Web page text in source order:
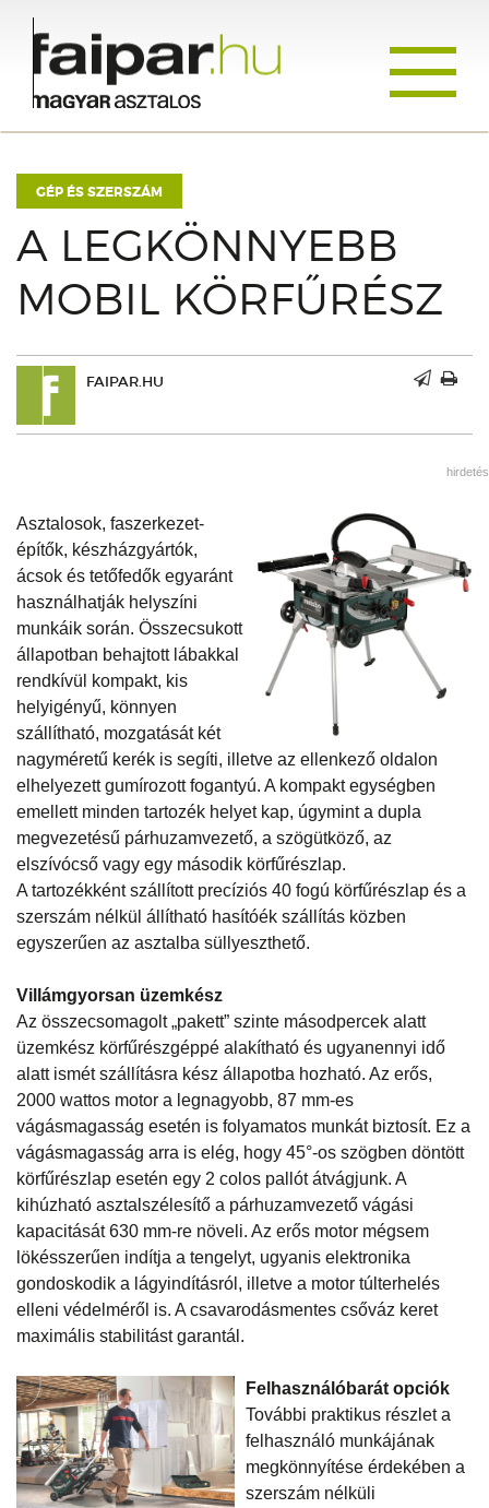
GÉP ÉS SZERSZÁM
A LEGKÖNNYEBB
MOBIL KÖRFŰRÉSZ
FAIPAR.HU
hirdetés
Asztalosok, faszerkezet-
építők, készház­gyártók,
ácsok és tetőfedők egyaránt
használhatják helyszíni
munkáik során. Összecsukott
állapotban behajtott lábakkal
rendkívül kompakt, kis
helyigényű, könnyen
szállítható, mozgatását két
nagyméretű kerék is segíti, illetve az ellenkező oldalon
elhelyezett gumírozott fogantyú. A kompakt egységben
emellett minden tartozék helyet kap, úgymint a dupla
megvezetésű párhuzamvezető, a szögütköző, az
elszívócső vagy egy második körfűrészlap.
A tartozékként szállított precíziós 40 fogú körfűrészlap és a
szerszám nélkül állítható hasítóék szállítás közben
egyszerűen az asztalba süllyeszthető.
Villámgyorsan üzemkész
Az összecsomagolt „pakett” szinte másodpercek alatt
üzemkész körfűrészgéppé alakítható és ugyanennyi idő
alatt ismét szállításra kész állapotba hozható. Az erős,
2000 wattos motor a legnagyobb, 87 mm-es
vágásmagasság esetén is folyamatos munkát biztosít. Ez a
vágásmagasság arra is elég, hogy 45°-os szögben döntött
körfűrészlap esetén egy 2 colos pallót átvágjunk. A
kihúzható asztalszélesítő a párhuzamvezető vágási
kapacitását 630 mm-re növeli. Az erős motor mégsem
lökésszerűen indítja a tengelyt, ugyanis elektronika
gondoskodik a lágyindításról, illetve a motor túlterhelés
elleni védelméről is. A csavarodásmentes csőváz keret
maximális stabilitást garantál.
Felhasználóbarát opciók
További praktikus részlet a
felhasználó munkájának
megkönnyítése érdekében a
szerszám nélküli